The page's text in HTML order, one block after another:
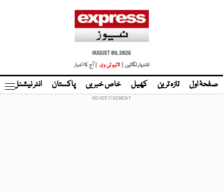
AUGUST 09, 2026
اشتہار لگائیں |
لائیو ٹی وی | آج کا اخبار
صفحۂ اول تازہ ترین کھیل خاص خبریں پاکستان انٹر نیشنل